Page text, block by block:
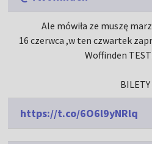
Ale mówiła ze muszę
16 czerwca ,w ten czwartek
Woffinden
BILETY
https://t.co/6O6l9yNRlq